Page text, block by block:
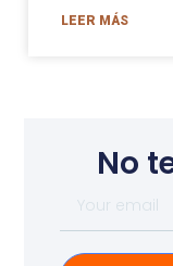
LEER MÁS
No